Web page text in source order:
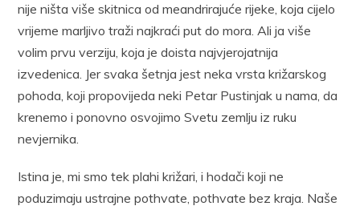
nije ništa više skitnica od meandrirajuće rijeke, koja cijelo
vrijeme marljivo traži najkraći put do mora. Ali ja više
volim prvu verziju, koja je doista najvjerojatnija
izvedenica. Jer svaka šetnja jest neka vrsta križarskog
pohoda, koji propovijeda neki Petar Pustinjak u nama, da
krenemo i ponovno osvojimo Svetu zemlju iz ruku
nevjernika.
Istina je, mi smo tek plahi križari, i hodači koji ne
poduzimaju ustrajne pothvate, pothvate bez kraja. Naše